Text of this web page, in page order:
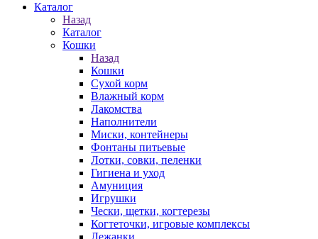
Каталог
Назад
Каталог
Кошки
Назад
Кошки
Сухой корм
Влажный корм
Лакомства
Наполнители
Миски, контейнеры
Фонтаны питьевые
Лотки, совки, пеленки
Гигиена и уход
Амуниция
Игрушки
Чески, щетки, когтерезы
Когтеточки, игровые комплексы
Лежанки